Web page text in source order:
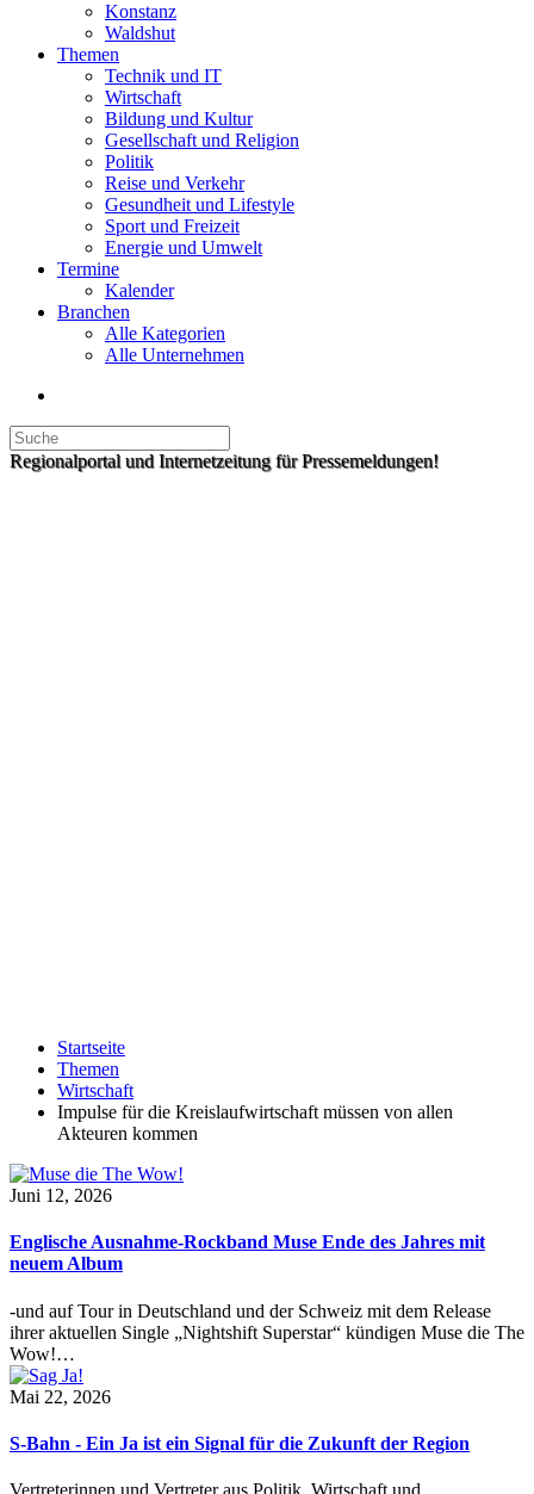
Konstanz
Waldshut
Themen
Technik und IT
Wirtschaft
Bildung und Kultur
Gesellschaft und Religion
Politik
Reise und Verkehr
Gesundheit und Lifestyle
Sport und Freizeit
Energie und Umwelt
Termine
Kalender
Branchen
Alle Kategorien
Alle Unternehmen
Regionalportal und Internetzeitung für Pressemeldungen!
Startseite
Themen
Wirtschaft
Impulse für die Kreislaufwirtschaft müssen von allen
Akteuren kommen
Juni 12, 2026
Englische Ausnahme-Rockband Muse Ende des Jahres mit
neuem Album
-und auf Tour in Deutschland und der Schweiz mit dem Release
ihrer aktuellen Single „Nightshift Superstar“ kündigen Muse die The
Wow!…
Mai 22, 2026
S-Bahn - Ein Ja ist ein Signal für die Zukunft der Region
Vertreterinnen und Vertreter aus Politik, Wirtschaft und